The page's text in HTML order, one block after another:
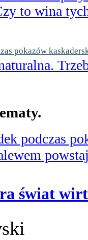
to wina
pokazów
podczas
świat